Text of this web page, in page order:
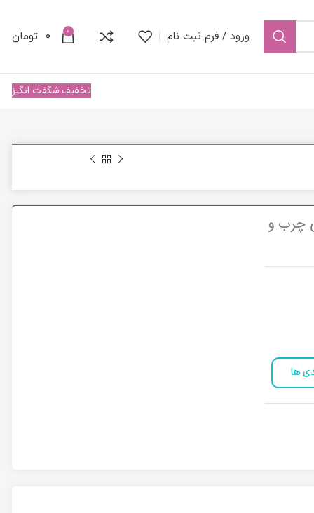
ورود / فرم ثبت نام 0
0 تومان
تخفیف شگفت انگیز
چرب و
ها